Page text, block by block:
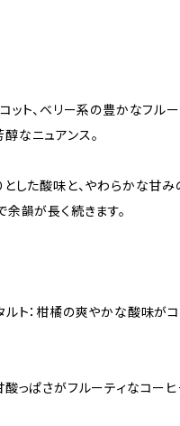
ット、ベリー系の豊かなフルー
なニュアンス。
とした酸味と、やわらかな甘
余韻が長く続きます。
ルト：柑橘の爽やかな酸味が
酸っぱさがフルーティなコー